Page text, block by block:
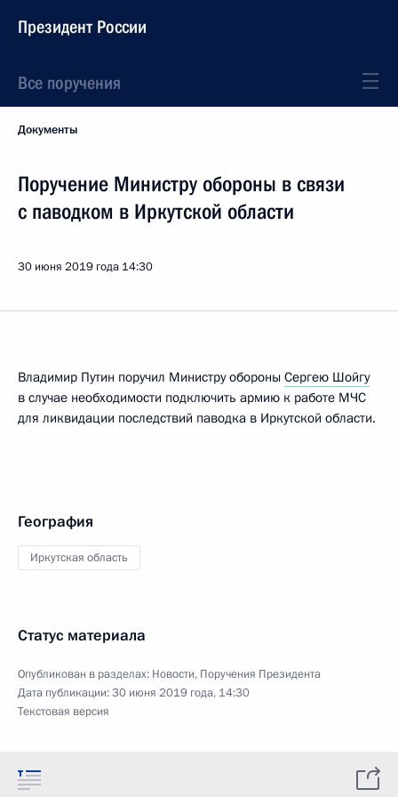
Президент России
Все поручения
Документы
Поручение Министру обороны в связи
с паводком в Иркутской области
30 июня 2019 года 14:30
Владимир Путин поручил Министру обороны Сергею Шойгу
в случае необходимости подключить армию к работе МЧС
для ликвидации последствий паводка в Иркутской области.
География
Иркутская область
Статус материала
Опубликован в разделах: Новости, Поручения Президента
Дата публикации:30 июня 2019 года, 14:30
Текстовая версия